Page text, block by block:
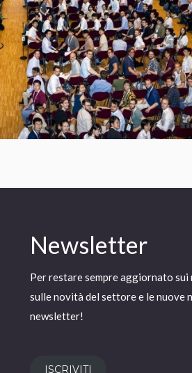
Newsletter
Per restare sempre aggiornato
sulle novità del settore e le nuove
newsletter!
ISCRIVITI